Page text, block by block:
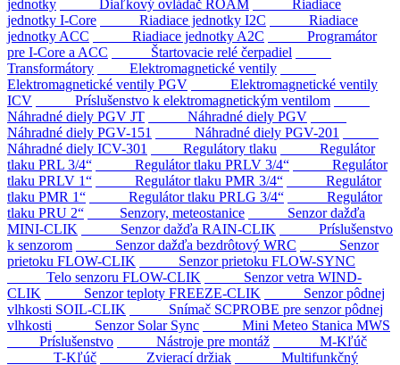
jednotky
Diaľkový ovládač ROAM
Riadiace
jednotky I-Core
Riadiace jednotky I2C
Riadiace
jednotky ACC
Riadiace jednotky A2C
Programátor
pre I-Core a ACC
Štartovacie relé čerpadiel
Transformátory
Elektromagnetické ventily
Elektromagnetické ventily PGV
Elektromagnetické ventily
ICV
Príslušenstvo k elektromagnetickým ventilom
Náhradné diely PGV JT
Náhradné diely PGV
Náhradné diely PGV-151
Náhradné diely PGV-201
Náhradné diely ICV-301
Regulátory tlaku
Regulátor
tlaku PRL 3/4“
Regulátor tlaku PRLV 3/4“
Regulátor
tlaku PRLV 1“
Regulátor tlaku PMR 3/4“
Regulátor
tlaku PMR 1“
Regulátor tlaku PRLG 3/4“
Regulátor
tlaku PRU 2“
Senzory, meteostanice
Senzor dažďa
MINI-CLIK
Senzor dažďa RAIN-CLIK
Príslušenstvo
k senzorom
Senzor dažďa bezdrôtový WRC
Senzor
prietoku FLOW-CLIK
Senzor prietoku FLOW-SYNC
Telo senzoru FLOW-CLIK
Senzor vetra WIND-
CLIK
Senzor teploty FREEZE-CLIK
Senzor pôdnej
vlhkosti SOIL-CLIK
Snímač SCPROBE pre senzor pôdnej
vlhkosti
Senzor Solar Sync
Mini Meteo Stanica MWS
Príslušenstvo
Nástroje pre montáž
M-Kľúč
T-Kľúč
Zvierací držiak
Multifunkčný